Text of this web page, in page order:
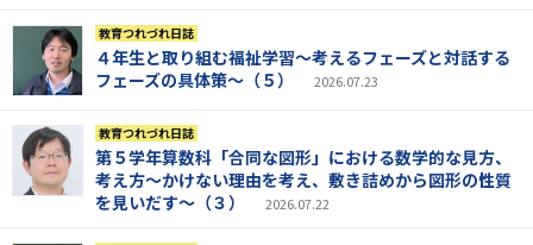
教育つれづれ日誌
４年生と取り組む福祉学習～考えるフェーズと対話する
フェーズの具体策～（５）
2026.07.23
教育つれづれ日誌
第５学年算数科「合同な図形」における数学的な見方、
考え方～かけない理由を考え、敷き詰めから図形の性質
を見いだす～（３）
2026.07.22